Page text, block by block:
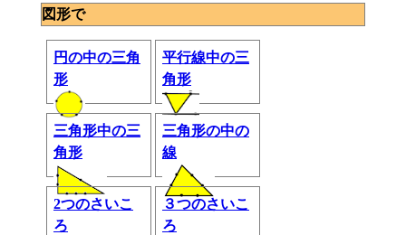
図形で
円の中の三角
形
平行線中の三
角形
三角形中の三
角形
三角形の中の
線
2つのさいこ
ろ
３つのさいこ
ろ